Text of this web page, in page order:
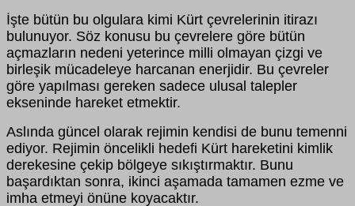
İşte bütün bu olgulara kimi Kürt çevrelerinin itirazı
bulunuyor. Söz konusu bu çevrelere göre bütün
açmazların nedeni yeterince milli olmayan çizgi ve
birleşik mücadeleye harcanan enerjidir. Bu çevreler
göre yapılması gereken sadece ulusal talepler
ekseninde hareket etmektir.
Aslında güncel olarak rejimin kendisi de bunu temenni
ediyor. Rejimin öncelikli hedefi Kürt hareketini kimlik
derekesine çekip bölgeye sıkıştırmaktır. Bunu
başardıktan sonra, ikinci aşamada tamamen ezme ve
imha etmeyi önüne koyacaktır.